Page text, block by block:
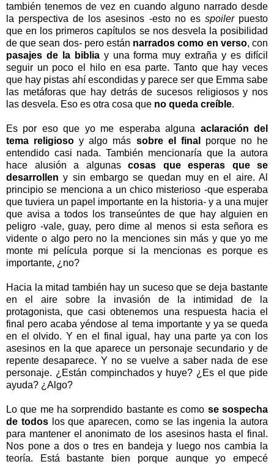
también tenemos de vez en cuando alguno narrado desde
la perspectiva de los asesinos -esto no esspoilerpuesto
que en los primeros capítulos se nos desvela la posibilidad
de que sean dos- pero están narrados como en verso, con
pasajes de la bibliay una forma muy extraña y es difícil
seguir un poco el hilo en esa parte. Tanto que hay veces
que hay pistas ahí escondidas y parece ser que Emma sabe
las metáforas que hay detrás de sucesos religiosos y nos
las desvela. Eso es otra cosa que no queda creíble.
Es por eso que yo me esperaba alguna aclaración del
tema religioso y algo más sobre el final
porque no he
entendido casi nada. También mencionaría que la autora
hace alusión a algunas cosas que esperas que se
desarrolleny sin embargo se quedan muy en el aire. Al
principio se menciona a un chico misterioso -que esperaba
que tuviera un papel importante en la historia- y a una mujer
que avisa a todos los transeúntes de que hay alguien en
peligro -vale, guay, pero dime al menos si esta señora es
vidente o algo pero no la menciones sin más y que yo me
monte mi película porque si la mencionas es porque es
importante, ¿no?
Hacia la mitad también hay un suceso que se deja bastante
en el aire sobre la invasión de la intimidad de la
protagonista, que casi obtenemos una respuesta hacia el
final pero acaba yéndose al tema importante y ya se queda
en el olvido. Y en el final igual, hay una parte ya con los
asesinos en la que aparece un personaje secundario y de
repente desaparece. Y no se vuelve a saber nada de ese
personaje. ¿Están compinchados y huye? ¿Es el que pide
ayuda? ¿Algo?
Lo que me ha sorprendido bastante es como se sospecha
de todoslos que aparecen, como se las ingenia la autora
para mantener el anonimato de los asesinos hasta el final.
Nos pone a dos o tres en bandeja y luego nos cambia la
teoría. Está bastante bien porque aunque yo empecé